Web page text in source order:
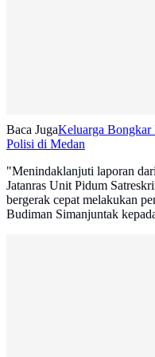
Baca JugaKeluarga Bongkar
Polisi di Medan
"Menindaklanjuti laporan
Jatanras Unit Pidum
bergerak cepat melakukan
Budiman Simanjuntak